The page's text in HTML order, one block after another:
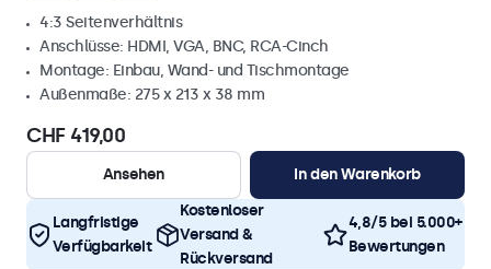
4:3 Seitenverhältnis
Anschlüsse: HDMI, VGA, BNC, RCA-Cinch
Montage: Einbau, Wand- und Tischmontage
Außenmaße: 275 x 213 x 38 mm
CHF 419,00
Ansehen In den Warenkorb
Langfristige
Verfügbarkeit
Kostenloser
Versand &
Rückversand
4,8/5 bei 5.000+
Bewertungen